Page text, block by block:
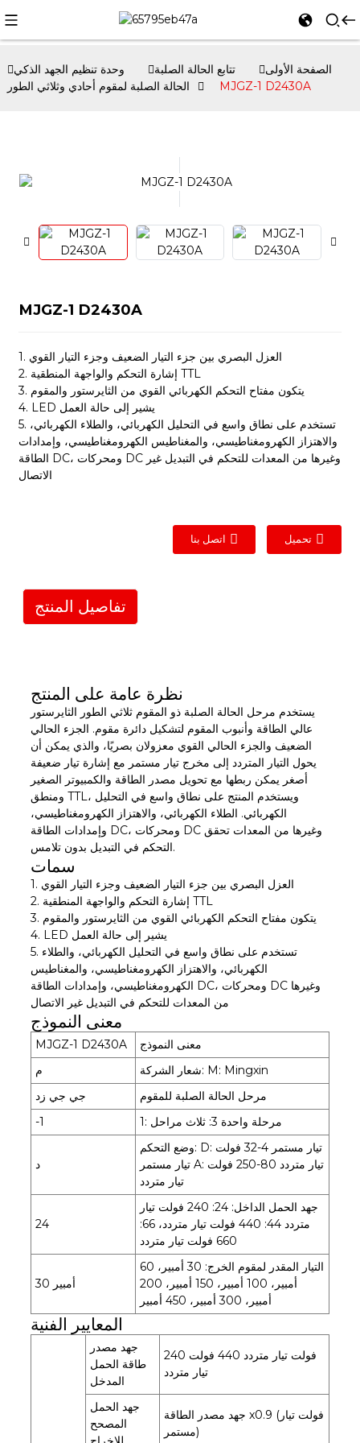
الصفحة الأولى تتابع الحالة الصلبة
وحدة تنظيم الجهد الذكي
الحالة الصلبة لمقوم أحادي وثلاثي الطور
MJGZ-1 D2430A
MJGZ-1 D2430A
1. العزل البصري بين جزء التيار الضعيف وجزء التيار القوي
2. إشارة التحكم والواجهة المنطقية TTL
3. يتكون مفتاح التحكم الكهربائي القوي من الثايرستور والمقوم
4. LED يشير إلى حالة العمل
5. تستخدم على نطاق واسع في التحليل الكهربائي، والطلاء الكهربائي،
والاهتزاز الكهرومغناطيسي، والمغناطيس الكهرومغناطيسي، وإمدادات
الطاقة DC، ومحركات DC وغيرها من المعدات للتحكم في التبديل غير
الاتصال
اتصل بنا تحميل
تفاصيل المنتج
نظرة عامة على المنتج
يستخدم مرحل الحالة الصلبة ذو المقوم ثلاثي الطور الثايرستور
عالي الطاقة وأنبوب المقوم لتشكيل دائرة مقوم. الجزء الحالي
الضعيف والجزء الحالي القوي معزولان بصريًا، والذي يمكن أن
يحول التيار المتردد إلى مخرج تيار مستمر مع إشارة تيار ضعيفة
أصغر يمكن ربطها مع تحويل مصدر الطاقة والكمبيوتر الصغير
ومنطق TTL، ويستخدم المنتج على نطاق واسع في التحليل
الكهربائي. الطلاء الكهربائي، والاهتزاز الكهرومغناطيسي،
وإمدادات الطاقة DC، ومحركات DC وغيرها من المعدات تحقق
التحكم في التبديل بدون تلامس.
سمات
1. العزل البصري بين جزء التيار الضعيف وجزء التيار القوي
2. إشارة التحكم والواجهة المنطقية TTL
3. يتكون مفتاح التحكم الكهربائي القوي من الثايرستور والمقوم
4. LED يشير إلى حالة العمل
5. تستخدم على نطاق واسع في التحليل الكهربائي، والطلاء
الكهربائي، والاهتزاز الكهرومغناطيسي، والمغناطيس
الكهرومغناطيسي، وإمدادات الطاقة DC، ومحركات DC وغيرها
من المعدات للتحكم في التبديل غير الاتصال
معنى النموذج
MJGZ-1 D2430A
معنى النموذج
م
شعار الشركة: M: Mingxin
جي جي زد
مرحل الحالة الصلبة للمقوم
-1
1: مرحلة واحدة 3: ثلاث مراحل
د
وضع التحكم: D: تيار مستمر 4-32 فولت
تيار مستمر A: تيار متردد 80-250 فولت
تيار متردد
24
جهد الحمل الداخل: 24: 240 فولت تيار
متردد 44: 440 فولت تيار متردد، 66:
660 فولت تيار متردد
30 أمبير
التيار المقدر لمقوم الخرج: 30 أمبير، 60
أمبير، 100 أمبير، 150 أمبير، 200
أمبير، 300 أمبير، 450 أمبير
المعايير الفنية
جهد مصدر
طاقة الحمل
المدخل
240 فولت تيار متردد 440 فولت
تيار متردد
جهد الحمل
المصحح
جهد مصدر الطاقة x0.9 (فولت تيار
مستمر)